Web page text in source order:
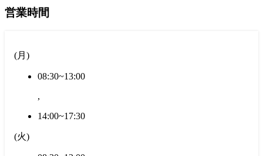
営業時間
(月 )
08:30~13:00
,
14:00~17:30
(火)